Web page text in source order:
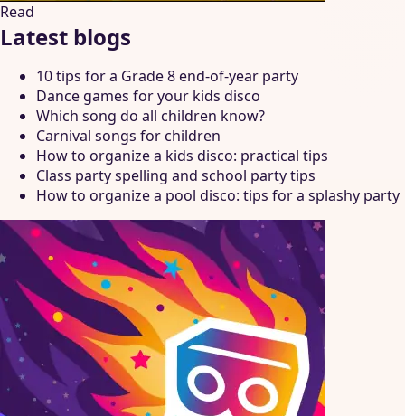
Read
Latest blogs
10 tips for a Grade 8 end-of-year party
Dance games for your kids disco
Which song do all children know?
Carnival songs for children
How to organize a kids disco: practical tips
Class party spelling and school party tips
How to organize a pool disco: tips for a splashy party